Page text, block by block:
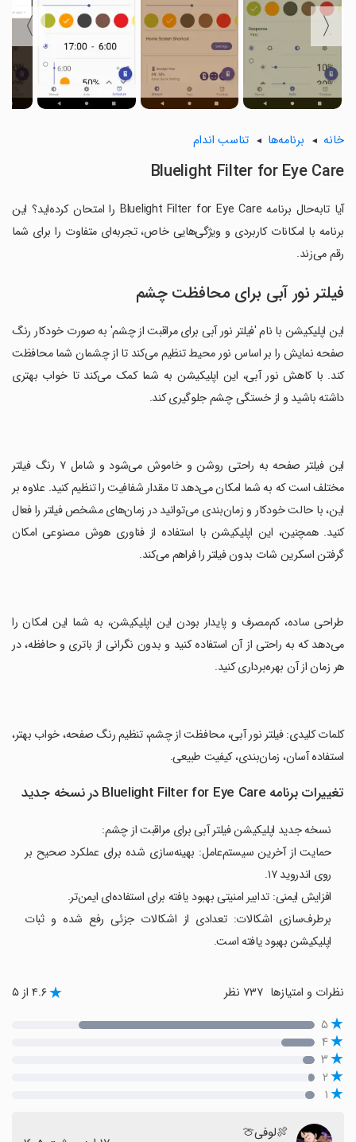
〈
〉
خانه برنامه‌ها تناسب اندام
Bluelight Filter for Eye Care
آیا تابه‌حال برنامه Bluelight Filter for Eye Care را امتحان کرده‌اید؟ این
برنامه با امکانات کاربردی و ویژگی‌هایی خاص، تجربه‌ای متفاوت را برای شما
رقم می‌زند.
فیلتر نور آبی برای محافظت چشم
این اپلیکیشن با نام 'فیلتر نور آبی برای مراقبت از چشم' به صورت خودکار رنگ
صفحه نمایش را بر اساس نور محیط تنظیم می‌کند تا از چشمان شما محافظت
کند. با کاهش نور آبی، این اپلیکیشن به شما کمک می‌کند تا خواب بهتری
داشته باشید و از خستگی چشم جلوگیری کند.
‏این فیلتر صفحه به راحتی روشن و خاموش می‌شود و شامل ۷ رنگ فیلتر
مختلف است که به شما امکان می‌دهد تا مقدار شفافیت را تنظیم کنید. علاوه بر
این، با حالت خودکار و زمان‌بندی می‌توانید در زمان‌های مشخص فیلتر را فعال
کنید. همچنین، این اپلیکیشن با استفاده از فناوری هوش مصنوعی امکان
گرفتن اسکرین شات بدون فیلتر را فراهم می‌کند.
‏طراحی ساده، کم‌مصرف و پایدار بودن این اپلیکیشن، به شما این امکان را
می‌دهد که به راحتی از آن استفاده کنید و بدون نگرانی از باتری و حافظه، در
هر زمان از آن بهره‌برداری کنید.
‏کلمات کلیدی: فیلتر نور آبی، محافظت از چشم، تنظیم رنگ صفحه، خواب بهتر،
استفاده آسان، زمان‌بندی، کیفیت طبیعی.
تغییرات برنامه Bluelight Filter for Eye Care در نسخه جدید
نسخه جدید اپلیکیشن فیلتر آبی برای مراقبت از چشم:
حمایت از آخرین سیستم‌عامل: بهینه‌سازی شده برای عملکرد صحیح بر
روی اندروید ۱۷.
افزایش ایمنی: تدابیر امنیتی بهبود یافته برای استفاده‌ای ایمن‌تر.
برطرف‌سازی اشکالات: تعدادی از اشکالات جزئی رفع شده و ثبات
اپلیکیشن بهبود یافته است.
نظرات و امتیازها ۴.۶ از ۵
۵
۴
۳
۲
۱
🍖لوفی🍈